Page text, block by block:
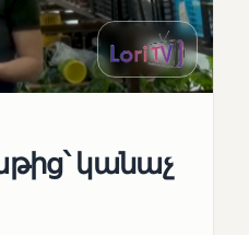
կանաչ